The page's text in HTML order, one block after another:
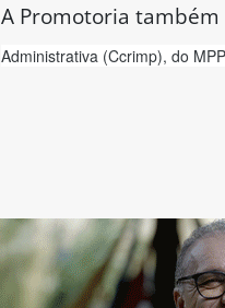
A Promotoria
Administrativa (Ccrimp), do